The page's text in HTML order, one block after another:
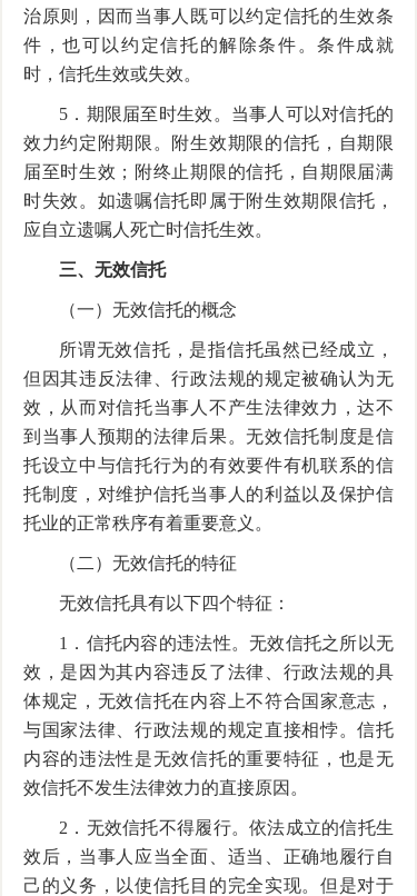
治原则，因而当事人既可以约定信托的生效条
件，也可以约定信托的解除条件。条件成就
时，信托生效或失效。
5．期限届至时生效。当事人可以对信托的
效力约定附期限。附生效期限的信托，自期限
届至时生效；附终止期限的信托，自期限届满
时失效。如遗嘱信托即属于附生效期限信托，
应自立遗嘱人死亡时信托生效。
三、无效信托
（一）无效信托的概念
所谓无效信托，是指信托虽然已经成立，
但因其违反法律、行政法规的规定被确认为无
效，从而对信托当事人不产生法律效力，达不
到当事人预期的法律后果。无效信托制度是信
托设立中与信托行为的有效要件有机联系的信
托制度，对维护信托当事人的利益以及保护信
托业的正常秩序有着重要意义。
（二）无效信托的特征
无效信托具有以下四个特征：
1．信托内容的违法性。无效信托之所以无
效，是因为其内容违反了法律、行政法规的具
体规定，无效信托在内容上不符合国家意志，
与国家法律、行政法规的规定直接相悖。信托
内容的违法性是无效信托的重要特征，也是无
效信托不发生法律效力的直接原因。
2．无效信托不得履行。依法成立的信托生
效后，当事人应当全面、适当、正确地履行自
己的义务，以使信托目的完全实现。但是对于